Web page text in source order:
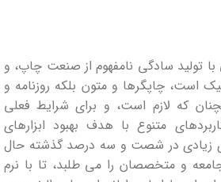
تولید سادگی نامفهوم از صنعت چاپ، و
است، چاپگرها و متون بلکه روزنامه و
که لازم است، و برای شرایط فعلی
متنوع با هدف بهبود ابزارهای
زیادی در شصت و سه درصد گذشته حال
و متخصصان را می طلبد، تا با نرم